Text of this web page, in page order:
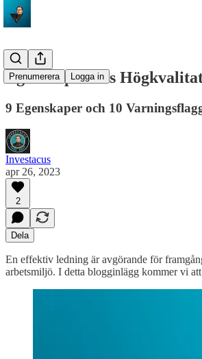
Prenumerera Logga in
Egenskaper hos
9 Egenskaper och 10
Investacus
apr 26, 2023
2
Dela
En effektiv ledning är avgörande för
arbetsmiljö. I detta blogginlägg kommer vi